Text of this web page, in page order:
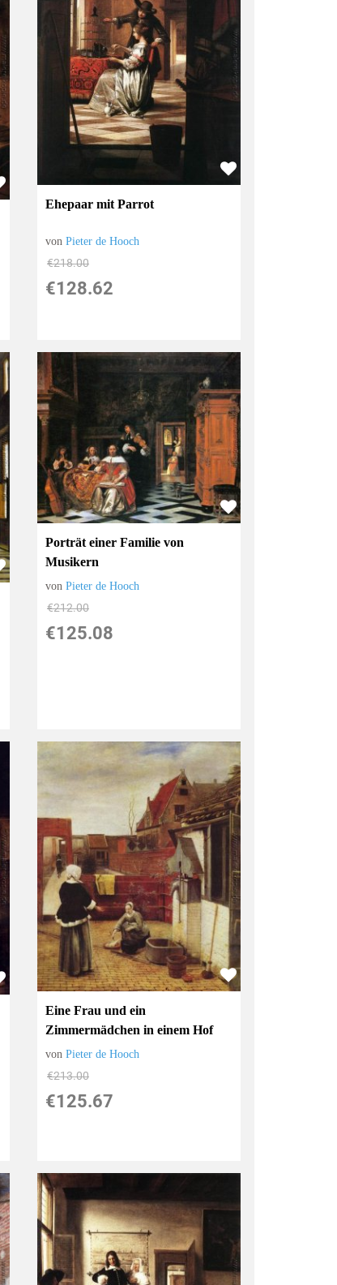
Ehepaar mit Parrot
vonPieter de Hooch
€218.00
€128.62
Porträt einer Familie von
Musikern
vonPieter de Hooch
€212.00
€125.08
Eine Frau und ein
Zimmermädchen in einem Hof
vonPieter de Hooch
€213.00
€125.67